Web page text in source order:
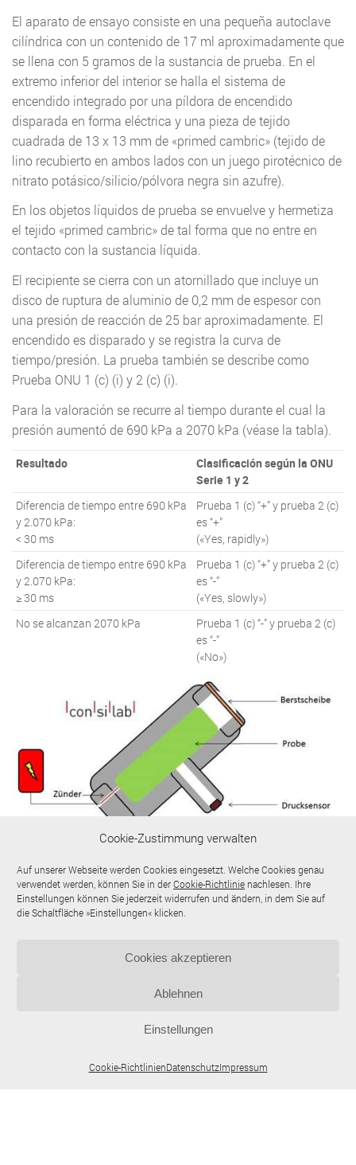
Cookie-Zustimmung verwalten
Auf unserer Webseite werden Cookies eingesetzt. Welche Cookies genau
verwendet werden, können Sie in derCookie-Richtlinie nachlesen. Ihre
Einstellungen können Sie jederzeit widerrufen und ändern, in dem Sie auf
die Schaltfläche »Einstellungen« klicken.
Cookies akzeptieren
Ablehnen
Einstellungen
Cookie-RichtlinienDatenschutzImpressum
El aparato de ensayo consiste en una pequeña autoclave
cilíndrica con un contenido de 17 ml aproximadamente que
se llena con 5 gramos de la sustancia de prueba. En el
extremo inferior del interior se halla el sistema de
encendido integrado por una píldora de encendido
disparada en forma eléctrica y una pieza de tejido
cuadrada de 13 x 13 mm de «primed cambric» (tejido de
lino recubierto en ambos lados con un juego pirotécnico de
nitrato potásico/silicio/pólvora negra sin azufre).
En los objetos líquidos de prueba se envuelve y hermetiza
el tejido «primed cambric» de tal forma que no entre en
contacto con la sustancia líquida.
El recipiente se cierra con un atornillado que incluye un
disco de ruptura de aluminio de 0,2 mm de espesor con
una presión de reacción de 25 bar aproximadamente. El
encendido es disparado y se registra la curva de
tiempo/presión. La prueba también se describe como
Prueba ONU 1 (c) (i) y 2 (c) (i).
Para la valoración se recurre al tiempo durante el cual la
presión aumentó de 690 kPa a 2070 kPa (véase la tabla).
Resultado
Clasificación según la ONU
Serie 1 y 2
Diferencia de tiempo entre 690 kPa
y 2.070 kPa:
< 30 ms
Prueba 1 (c) “+” y prueba 2 (c)
es “+”
(«Yes, rapidly»)
Diferencia de tiempo entre 690 kPa
y 2.070 kPa:
≥ 30 ms
Prueba 1 (c) “+” y prueba 2 (c)
es “-”
(«Yes, slowly»)
No se alcanzan 2070 kPa
Prueba 1 (c) “-” y prueba 2 (c)
es “-”
(«No»)
Clasificación de sustancias